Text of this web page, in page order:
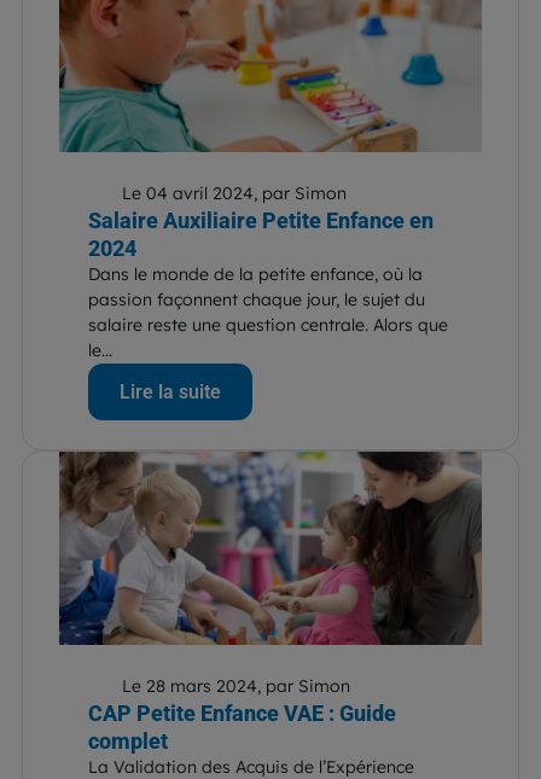
Le 04 avril 2024, par Simon
Salaire Auxiliaire Petite Enfance en
2024
Dans le monde de la petite enfance, où la
passion façonnent chaque jour, le sujet du
salaire reste une question centrale. Alors que
le...
Lire la suite
Le 28 mars 2024, par Simon
CAP Petite Enfance VAE : Guide
complet
La Validation des Acquis de l’Expérience